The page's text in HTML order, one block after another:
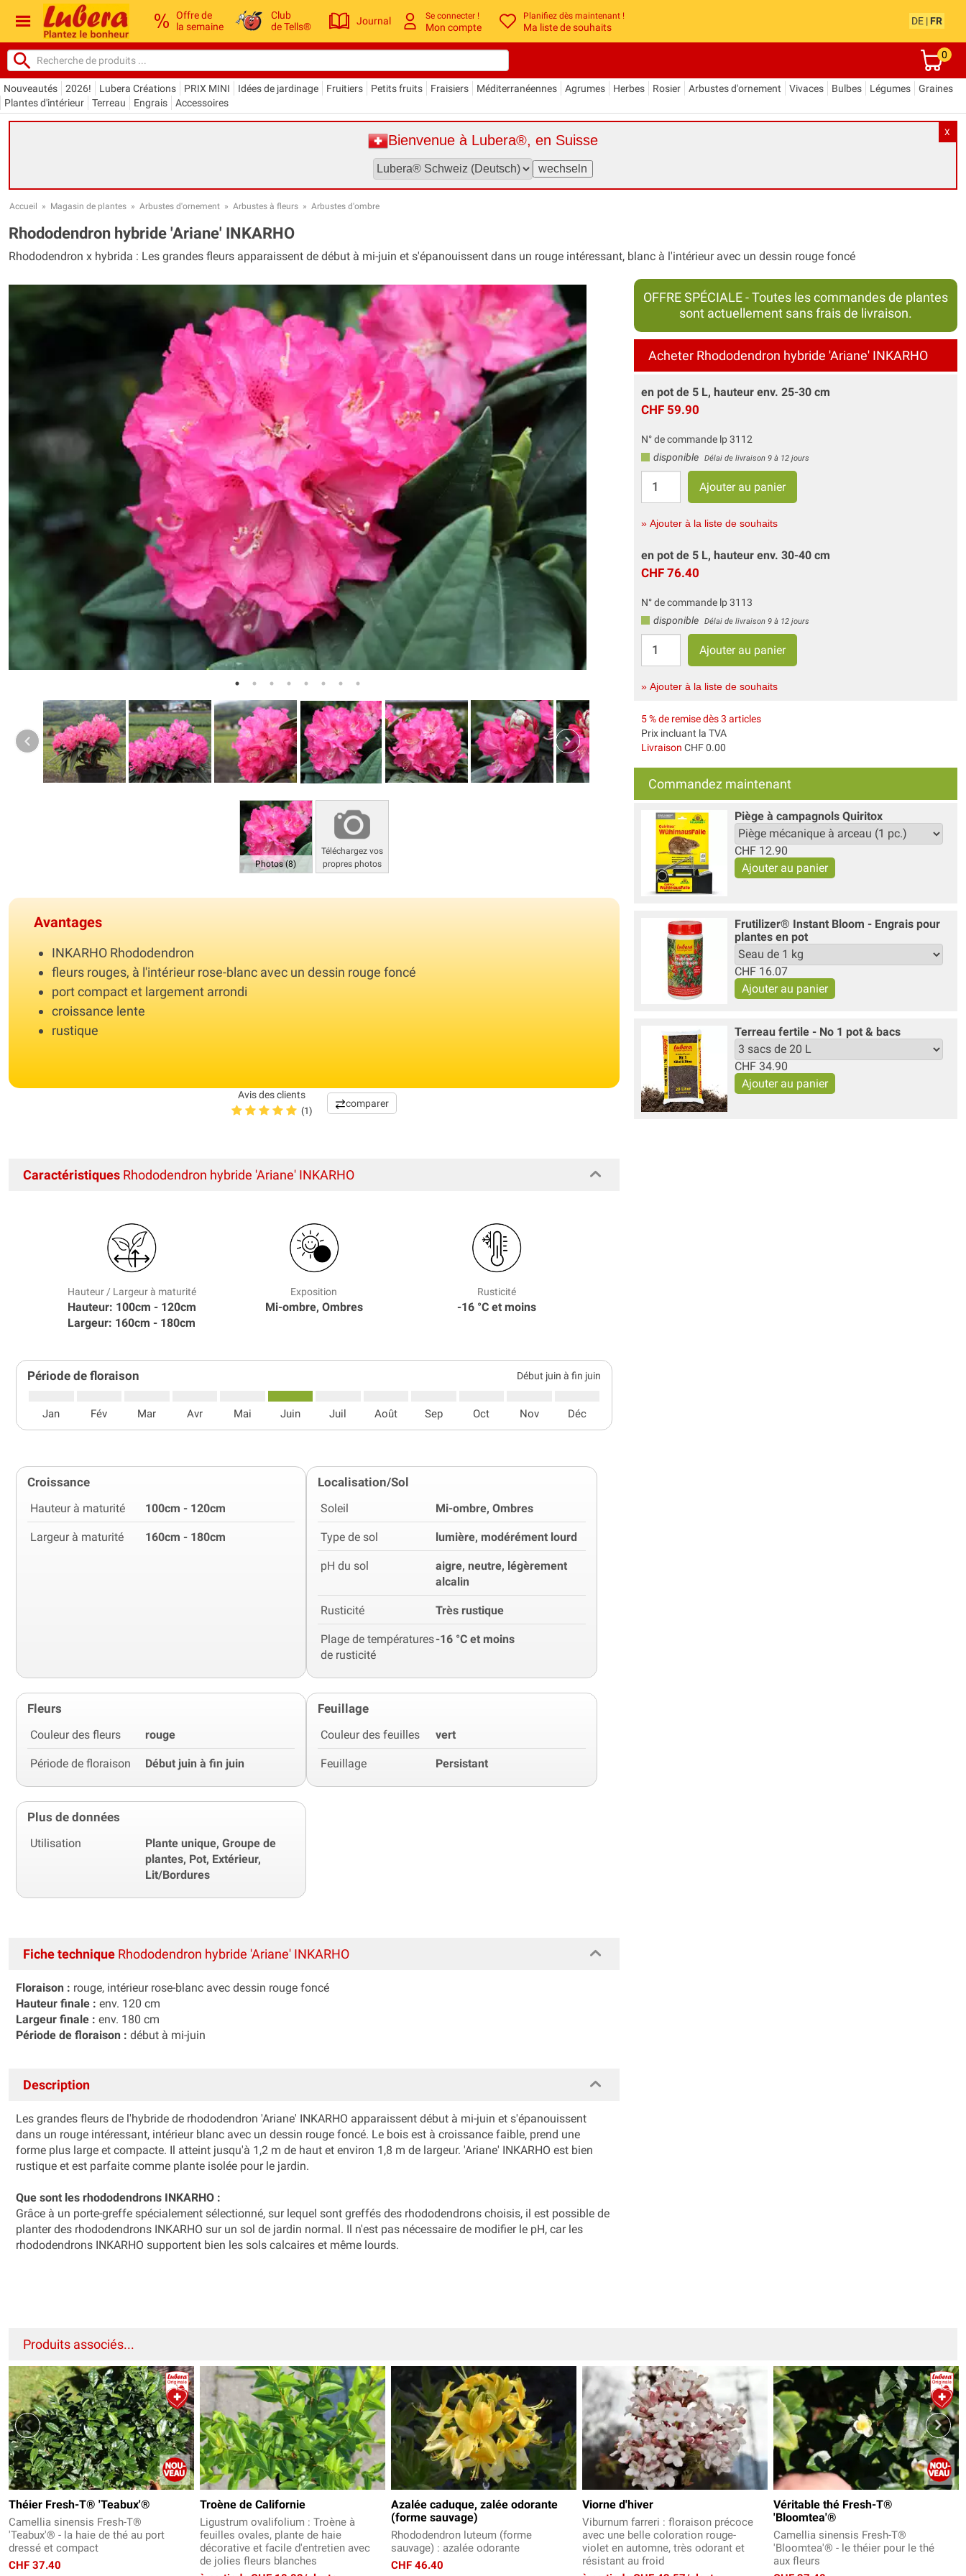
Offre de
la semaine
Club
de Tells®
Journal Se connecter !
Mon compte
Planifiez dès maintenant !
Ma liste de souhaits
DE | FR
0
Nouveautés 2026! Lubera Créations PRIX MINI Idées de jardinage Fruitiers Petits fruits Fraisiers Méditerranéennes Agrumes Herbes Rosier Arbustes d'ornement Vivaces Bulbes Légumes
Graines
Plantes d'intérieur
Terreau Engrais Accessoires
X
Bienvenue à Lubera®, en Suisse
Accueil » Magasin de plantes » Arbustes d'ornement » Arbustes à fleurs » Arbustes d'ombre
Rhododendron hybride 'Ariane' INKARHO
Rhododendron x hybrida : Les grandes fleurs apparaissent de début à mi-juin et s'épanouissent dans un rouge intéressant, blanc à l'intérieur avec un dessin rouge foncé
Photos (8)
Téléchargez vos
propres photos
Avantages
INKARHO Rhododendron
fleurs rouges, à l'intérieur rose-blanc avec un dessin rouge foncé
port compact et largement arrondi
croissance lente
rustique
Avis des clients
(1)
comparer
OFFRE SPÉCIALE - Toutes les commandes de plantes
sont actuellement sans frais de livraison.
Acheter Rhododendron hybride 'Ariane' INKARHO
en pot de 5 L, hauteur env. 25-30 cm
CHF 59.90
N° de commande lp 3112
disponible
Délai de livraison 9 à 12 jours
» Ajouter à la liste de souhaits
en pot de 5 L, hauteur env. 30-40 cm
CHF 76.40
N° de commande lp 3113
disponible
Délai de livraison 9 à 12 jours
» Ajouter à la liste de souhaits
5 % de remise dès 3 articles
Prix incluant la TVA
Livraison CHF 0.00
Commandez maintenant
Piège à campagnols Quiritox
CHF 12.90
Frutilizer® Instant Bloom - Engrais pour
plantes en pot
CHF 16.07
Terreau fertile - No 1 pot & bacs
CHF 34.90
Caractéristiques Rhododendron hybride 'Ariane' INKARHO
Hauteur / Largeur à maturité
Hauteur: 100cm - 120cm
Largeur: 160cm - 180cm
Exposition
Mi-ombre, Ombres
Rusticité
-16 °C et moins
Période de floraison Début juin à fin juin
Jan Fév Mar Avr Mai Juin Juil Août Sep Oct Nov Déc
Croissance
Hauteur à maturité 100cm - 120cm
Largeur à maturité 160cm - 180cm
Localisation/Sol
Soleil Mi-ombre, Ombres
Type de sol lumière, modérément lourd
pH du sol
aigre, neutre, légèrement
alcalin
Rusticité Très rustique
Plage de températures
de rusticité
-16 °C et moins
Fleurs
Couleur des fleurs rouge
Période de floraison Début juin à fin juin
Feuillage
Couleur des feuilles vert
Feuillage Persistant
Plus de données
Utilisation
Plante unique, Groupe de
plantes, Pot, Extérieur,
Lit/Bordures
Fiche technique Rhododendron hybride 'Ariane' INKARHO
Floraison : rouge, intérieur rose-blanc avec dessin rouge foncé
Hauteur finale : env. 120 cm
Largeur finale : env. 180 cm
Période de floraison : début à mi-juin
Description
Les grandes fleurs de l'hybride de rhododendron 'Ariane' INKARHO apparaissent début à mi-juin et s'épanouissent
dans un rouge intéressant, intérieur blanc avec un dessin rouge foncé. Le bois est à croissance faible, prend une
forme plus large et compacte. Il atteint jusqu'à 1,2 m de haut et environ 1,8 m de largeur. 'Ariane' INKARHO est bien
rustique et est parfaite comme plante isolée pour le jardin.
Que sont les rhododendrons INKARHO :
Grâce à un porte-greffe spécialement sélectionné, sur lequel sont greffés des rhododendrons choisis, il est possible de
planter des rhododendrons INKARHO sur un sol de jardin normal. Il n'est pas nécessaire de modifier le pH, car les
rhododendrons INKARHO supportent bien les sols calcaires et même lourds.
Produits associés...
Théier Fresh-T® 'Teabux'®
Camellia sinensis Fresh-T®
'Teabux'® - la haie de thé au port
dressé et compact
CHF 37.40
Troène de Californie
Ligustrum ovalifolium : Troène à
feuilles ovales, plante de haie
décorative et facile d'entretien avec
de jolies fleurs blanches
Azalée caduque, zalée odorante
(forme sauvage)
Rhododendron luteum (forme
sauvage) : azalée odorante
CHF 46.40
Viorne d'hiver
Viburnum farreri : floraison précoce
avec une belle coloration rouge-
violet en automne, très odorant et
résistant au froid
Véritable thé Fresh-T®
'Bloomtea'®
Camellia sinensis Fresh-T®
'Bloomtea'® - le théier pour le thé
aux fleurs